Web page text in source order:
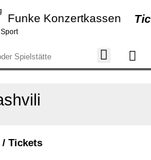
Funke Konzertkassen
/ Tickets